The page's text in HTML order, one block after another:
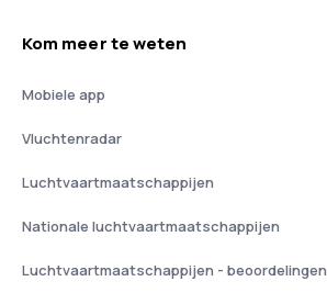
Kom meer te weten
Mobiele app
Vluchtenradar
Luchtvaartmaatschappijen
Nationale luchtvaartmaatschappijen
Luchtvaartmaatschappijen - beoordelingen